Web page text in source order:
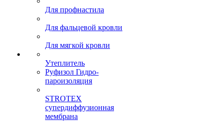
Для профнастила
Для фальцевой кровли
Для мягкой кровли
Утеплитель
Руфизол Гидро-
пароизоляция
STROTEX
супердиффузионная
мембрана